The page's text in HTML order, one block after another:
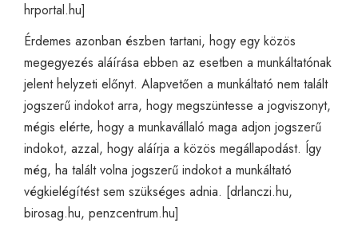
hrportal.hu]
Érdemes azonban észben tartani, hogy egy közös
megegyezés aláírása ebben az esetben a munkáltatónak
jelent helyzeti előnyt. Alapvetően a munkáltató nem talált
jogszerű indokot arra, hogy megszüntesse a jogviszonyt,
mégis elérte, hogy a munkavállaló maga adjon jogszerű
indokot, azzal, hogy aláírja a közös megállapodást. Így
még, ha talált volna jogszerű indokot a munkáltató
végkielégítést sem szükséges adnia. [drlanczi.hu,
birosag.hu, penzcentrum.hu]